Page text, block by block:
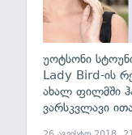
უოტსონი
Lady Bird-ის
ახალ ფილმში
ვარსკვლავი